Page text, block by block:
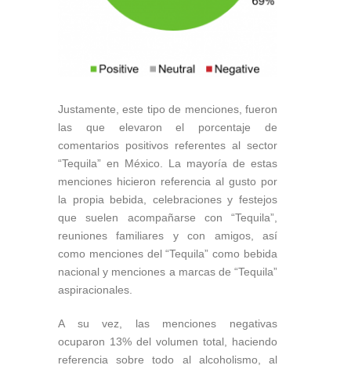
Justamente, este tipo de menciones, fueron
las que elevaron el porcentaje de
comentarios positivos referentes al sector
“Tequila” en México. La mayoría de estas
menciones hicieron referencia al gusto por
la propia bebida, celebraciones y festejos
que suelen acompañarse con “Tequila”,
reuniones familiares y con amigos, así
como menciones del “Tequila” como bebida
nacional y menciones a marcas de “Tequila”
aspiracionales.
A su vez, las menciones negativas
ocuparon 13% del volumen total, haciendo
referencia sobre todo al alcoholismo, al